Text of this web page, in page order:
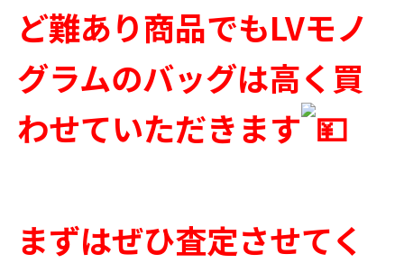
ど難あり商品でもLVモノ
グラムのバッグは高く買
わせていただきます
まずはぜひ査定させてく